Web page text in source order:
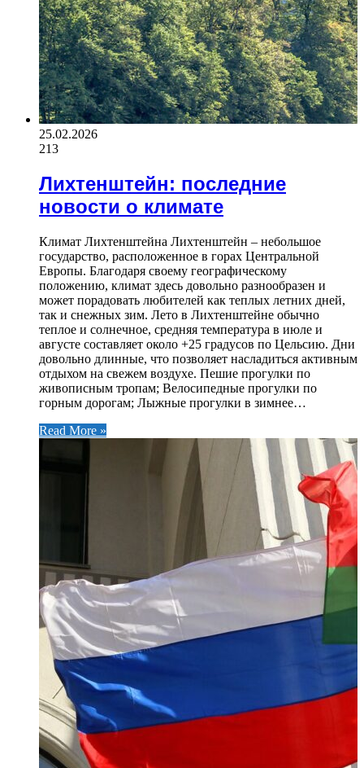
25.02.2026
213
Лихтенштейн: последние
новости о климате
Климат Лихтенштейна Лихтенштейн – небольшое
государство, расположенное в горах Центральной
Европы. Благодаря своему географическому
положению, климат здесь довольно разнообразен и
может порадовать любителей как теплых летних дней,
так и снежных зим. Лето в Лихтенштейне обычно
теплое и солнечное, средняя температура в июле и
августе составляет около +25 градусов по Цельсию. Дни
довольно длинные, что позволяет насладиться активным
отдыхом на свежем воздухе. Пешие прогулки по
живописным тропам; Велосипедные прогулки по
горным дорогам; Лыжные прогулки в зимнее…
Read More »